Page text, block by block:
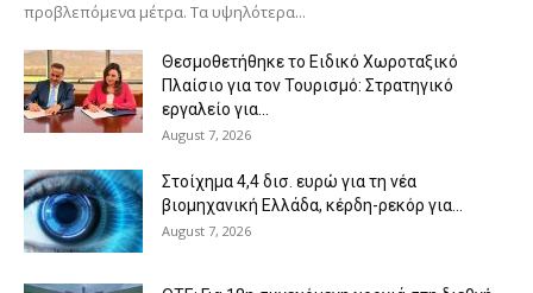
προβλεπόμενα μέτρα. Τα υψηλότερα...
Θεσμοθετήθηκε το Ειδικό Χωροταξικό
Πλαίσιο για τον Τουρισμό: Στρατηγικό
εργαλείο για...
August 7, 2026
Στοίχημα 4,4 δισ. ευρώ για τη νέα
βιομηχανική Ελλάδα, κέρδη-ρεκόρ για...
August 7, 2026